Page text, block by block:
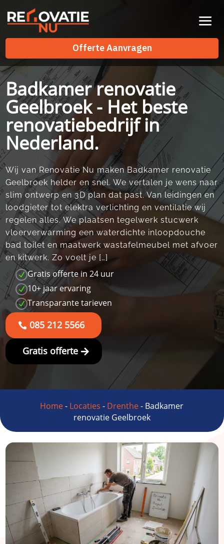
Offerte Aanvragen
Offerte Aanvragen
Badkamer renovatie
Geelbroek - Het beste
renovatiebedrijf in
Nederland.
Wij van Renovatie Nu maken Badkamer renovatie
Geelbroek helder en snel. We vertalen je wens naar
slim ontwerp en 3D plan dat past. Van leidingen en
loodgieter tot elektra verlichting en ventilatie wij
regelen alles. We plaatsen tegelwerk stucwerk
vloerverwarming een waterdichte inloopdouche
bad toilet en maatwerk wastafelmeubel met afvoer
en kitwerk. Zo voelt je […]
N Gratis offerte in 24 uur
N 10+ jaar ervaring
N Transparante tarieven
085 212 5566
Gratis offerte
Home- Locaties - Drenthe- Badkamer
renovatie Geelbroek